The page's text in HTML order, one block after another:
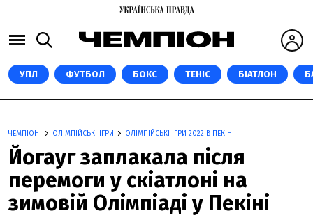
УПЛ ФУТБОЛ БОКС ТЕНІС БІАТЛОН
ЧЕМПІОН ОЛІМПІЙСЬКІ ІГРИ ОЛІМПІЙСЬКІ ІГРИ 2022 В ПЕКІНІ
Йогауг заплакала після
перемоги у скіатлоні на
зимовій Олімпіаді у Пекіні